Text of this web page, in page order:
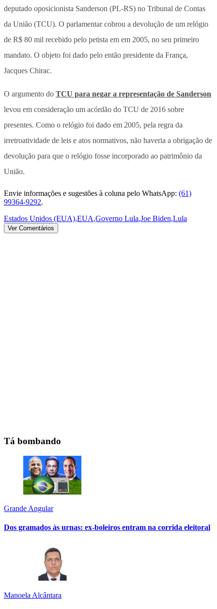
deputado oposicionista Sanderson (PL-RS) no Tribunal de Contas
da União (TCU). O parlamentar cobrou a devolução de um relógio
de R$ 80 mil recebido pelo petista em em 2005, no seu primeiro
mandato. O objeto foi dado pelo então presidente da França,
Jacques Chirac.
O argumento do TCU para negar a representação de Sanderson
levou em consideração um acórdão do TCU de 2016 sobre
presentes. Como o relógio foi dado em 2005, pela regra da
irretroatividade de leis e atos normativos, não haveria a obrigação de
devolução para que o relógio fosse incorporado ao patrimônio da
União.
Envie informações e sugestões à coluna pelo WhatsApp: (61)
99364-9292.
Estados Unidos (EUA),EUA,Governo Lula,Joe Biden,Lula
Ver Comentários
Tá bombando
Grande Angular
Dos gramados às urnas: ex-boleiros entram na corrida eleitoral
Manoela Alcântara